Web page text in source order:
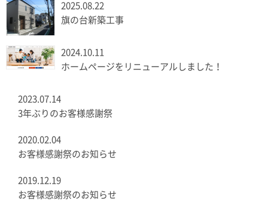
2025.08.22
旗の台新築工事
2024.10.11
ホームページをリニューアルしました！
2023.07.14
3年ぶりのお客様感謝祭
2020.02.04
お客様感謝祭のお知らせ
2019.12.19
お客様感謝祭のお知らせ